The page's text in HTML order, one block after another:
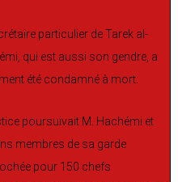
particulier de Tarek al-
qui est aussi son gendre, a
été condamné à mort.
poursuivait M. Hachémi et
membres de sa garde
pour 150 chefs